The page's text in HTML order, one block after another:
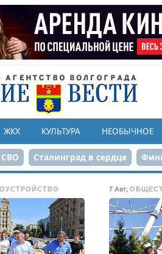
ЖКХ КУЛЬТУРА НЕОБЫЧНОЕ
Сталинград в сердце
Победы Парк Героев-
7 Авг,